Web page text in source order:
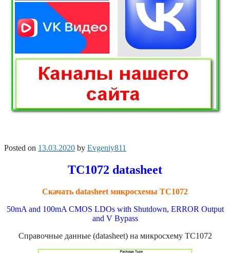
Posted on 13.03.2020 by Evgeniy811
TC1072 datasheet
Скачать datasheet микросхемы TC1072
50mA and 100mA CMOS LDOs with Shutdown, ERROR Output
and V Bypass
Справочные данные (datasheet) на микросхему TC1072